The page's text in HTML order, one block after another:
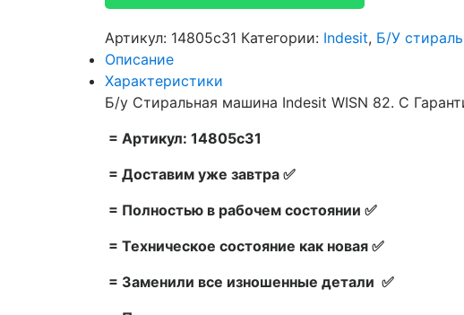
Артикул: 14805c31 Категории: Indesit, Б/У
Описание
Характеристики
Б/у Стиральная машина Indesit WISN 82. С
= Артикул: 14805c31
= Доставим уже завтра ✅
= Полностью в рабочем состоянии ✅
= Техническое состояние как новая ✅
= Заменили все изношенные детали ✅